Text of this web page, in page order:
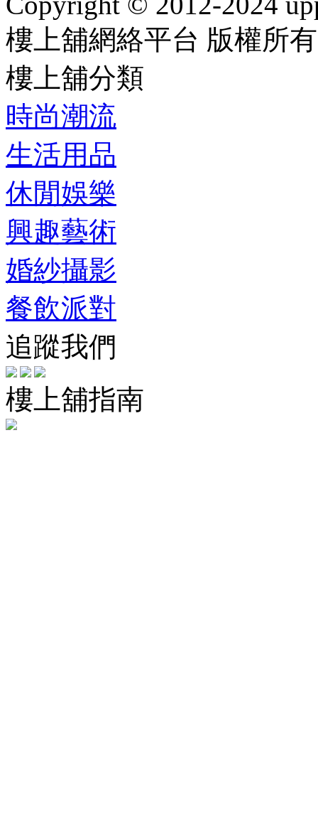
樓上舖網絡平台 版權所
樓上舖分類
時尚潮流
生活用品
休閒娛樂
興趣藝術
婚紗攝影
餐飲派對
追蹤我們
樓上舖指南